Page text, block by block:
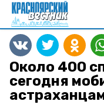
Около 400
сегодня